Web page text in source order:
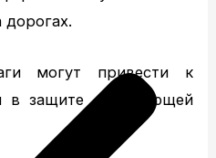
могут привести к
в защите окружающей